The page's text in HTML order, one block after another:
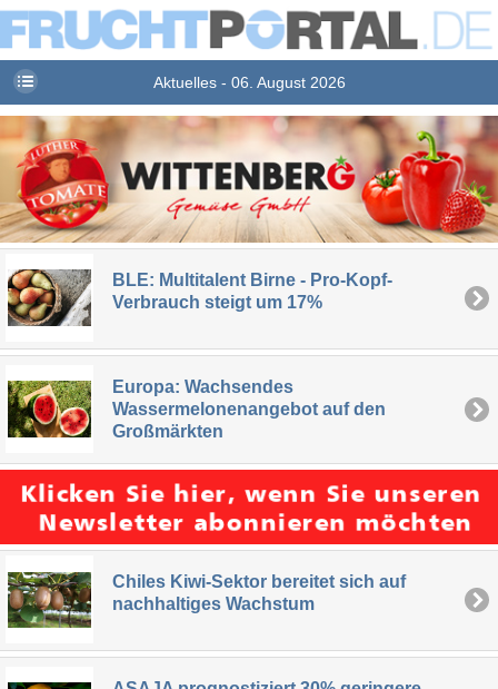
Aktuelles - 06. August 2026
BLE: Multitalent Birne - Pro-Kopf-
Verbrauch steigt um 17%
Europa: Wachsendes
Wassermelonenangebot auf den
Großmärkten
Chiles Kiwi-Sektor bereitet sich auf
nachhaltiges Wachstum